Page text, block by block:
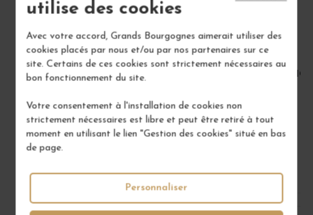
utilise des cookies
Avec votre accord, Grands Bourgognes aimerait utiliser des
cookies placés par nous et/ou par nos partenaires sur ce
site. Certains de ces cookies sont strictement nécessaires au
bon fonctionnement du site.
Votre consentement à l'installation de cookies non
strictement nécessaires est libre et peut être retiré à tout
moment en utilisant le lien "Gestion des cookies" situé en bas
de page.
Personnaliser
COSTIÈRES-DE-NÎMES "GALETS ROUGES" 2022
Vin Rouge
CHÂTEAU MOURGUES DU GRÈS